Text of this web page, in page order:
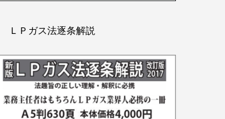
ＬＰガス法逐条解説